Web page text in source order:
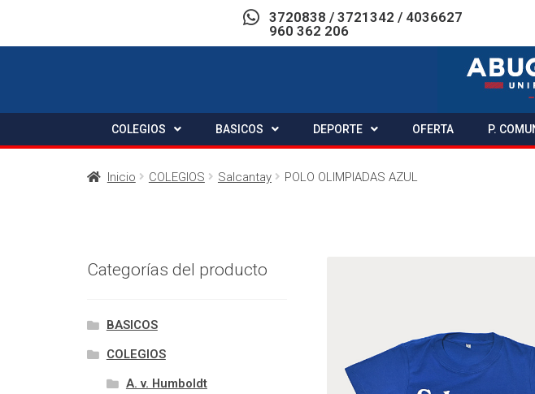
3720838 / 3721342 / 4036627
960 362 206
COLEGIOS BASICOS DEPORTE OFERTA P.
Inicio COLEGIOS Salcantay POLO OLIMPIADAS AZUL
Categorías del producto
BASICOS
COLEGIOS
A. v. Humboldt